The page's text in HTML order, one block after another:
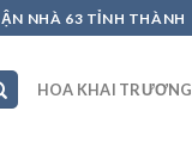
NHÀ 63 TỈNH THÀNH
HOA KHAI TRƯƠNG